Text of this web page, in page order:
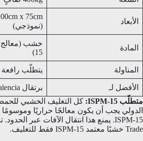
الأبعاد
x 75cm
(نموذجي)
المادة
15)
المناولة يتطلّب
الأفضل لـ
برتقال Valencia للمعالجة
متطلّب ISPM-15:
كل التغليف الخشبي
الدولي يجب أن يكون معالجًا حراريًا وموسومًا
Trade خشبًا معتمد ISPM-15 فقط للتغليف.